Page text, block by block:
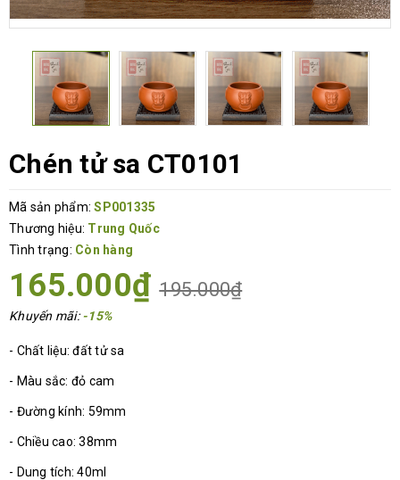
Chén tử sa CT0101
Mã sản phẩm: SP001335
Thương hiệu: Trung Quốc
Tình trạng: Còn hàng
165.000₫ 195.000₫
Khuyến mãi:-15%
- Chất liệu: đất tử sa
- Màu sắc: đỏ cam
- Đường kính: 59mm
- Chiều cao: 38mm
- Dung tích: 40ml